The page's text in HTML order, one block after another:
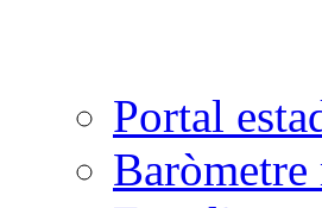
Portal